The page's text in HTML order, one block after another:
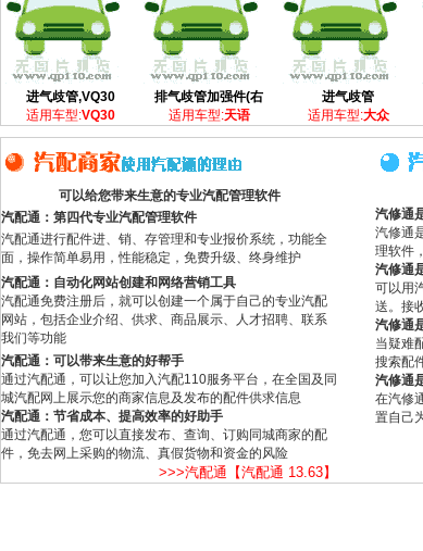
进气歧管,VQ30
适用车型:VQ30
排气歧管加强件(右
适用车型:天语
进气歧管
适用车型:大众
可以给您带来生意的专业汽配管理软件
汽配通：第四代专业汽配管理软件
汽配通进行配件进、销、存管理和专业报价系统，功能全
面，操作简单易用，性能稳定，免费升级、终身维护
汽配通：自动化网站创建和网络营销工具
汽配通免费注册后，就可以创建一个属于自己的专业汽配
网站，包括企业介绍、供求、商品展示、人才招聘、联系
我们等功能
汽配通：可以带来生意的好帮手
通过汽配通，可以让您加入汽配110服务平台，在全国及同
城汽配网上展示您的商家信息及发布的配件供求信息
汽配通：节省成本、提高效率的好助手
通过汽配通，您可以直接发布、查询、订购同城商家的配
件，免去网上采购的物流、真假货物和资金的风险
>>>汽配通【汽配通 13.63】
汽修通
汽修通
理软件
汽修通
可以用
送。接
汽修通
当疑难
搜索配
汽修通
在汽修
置自己